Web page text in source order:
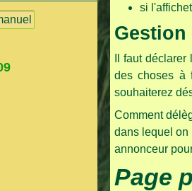
si
Il faut
des choses à
souhaiterez
Comment
dans lequel on
annonceur
Page